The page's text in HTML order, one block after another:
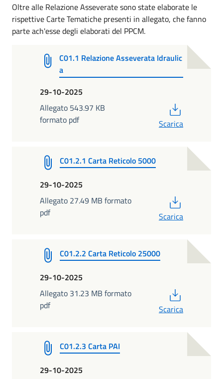
Oltre alle Relazione Asseverate sono state elaborate le
rispettive Carte Tematiche presenti in allegato, che fanno
parte ach'esse degli elaborati del PPCM.
C01.1 Relazione Asseverata Idraulic
a
29-10-2025
Allegato 543.97 KB
formato pdf
Scarica
C01.2.1 Carta Reticolo 5000
29-10-2025
Allegato 27.49 MB formato
pdf
Scarica
C01.2.2 Carta Reticolo 25000
29-10-2025
Allegato 31.23 MB formato
pdf
Scarica
C01.2.3 Carta PAI
29-10-2025